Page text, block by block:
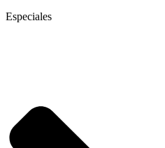
Especiales